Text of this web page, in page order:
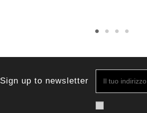
Sign up to newsletter